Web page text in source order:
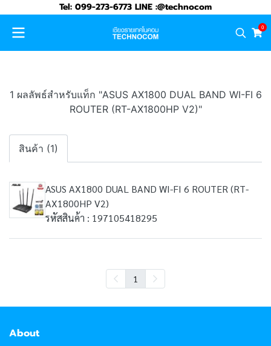
Tel: 099-273-6773 LINE :@technocom
0
1 ผลลัพธ์สำหรับแท็ก "ASUS AX1800 DUAL BAND WI-FI 6
ROUTER (RT-AX1800HP V2)"
สินค้า (1)
ASUS AX1800 DUAL BAND WI-FI 6 ROUTER (RT-
AX1800HP V2)
รหัสสินค้า : 197105418295
1
About